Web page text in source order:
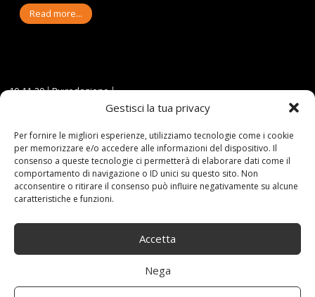
Gestisci la tua privacy
Per fornire le migliori esperienze, utilizziamo tecnologie come i cookie
per memorizzare e/o accedere alle informazioni del dispositivo. Il
consenso a queste tecnologie ci permetterà di elaborare dati come il
comportamento di navigazione o ID unici su questo sito. Non
acconsentire o ritirare il consenso può influire negativamente su alcune
caratteristiche e funzioni.
Accetta
Nega
Read more...
10-11-20
By:redazione
Anziani,disabili,Elettrico,FASTER ruote,
Category:
Shop 0 comments
VELECO SCOOTER ELETTRICO
4 RUOTE DISABILI, ANZIANI
25KM/H 1000W FASTER